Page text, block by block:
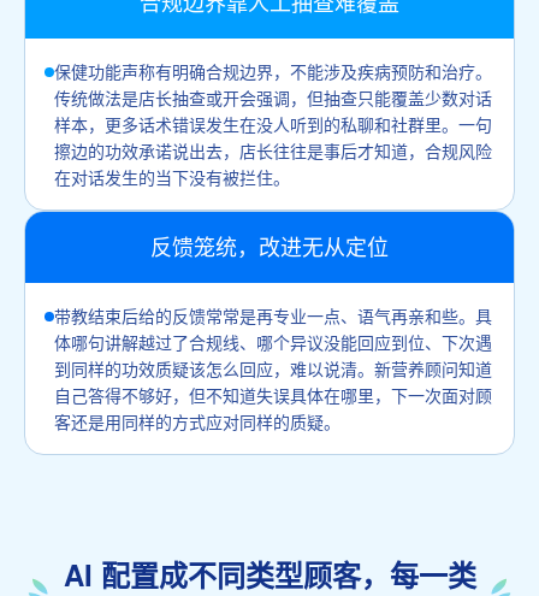
保健功能声称有明确合规边界，不能涉及疾病预防和治疗。
传统做法是店长抽查或开会强调，但抽查只能覆盖少数对话
样本，更多话术错误发生在没人听到的私聊和社群里。一句
擦边的功效承诺说出去，店长往往是事后才知道，合规风险
在对话发生的当下没有被拦住。
反馈笼统，改进无从定位
带教结束后给的反馈常常是再专业一点、语气再亲和些。具
体哪句讲解越过了合规线、哪个异议没能回应到位、下次遇
到同样的功效质疑该怎么回应，难以说清。新营养顾问知道
自己答得不够好，但不知道失误具体在哪里，下一次面对顾
客还是用同样的方式应对同样的质疑。
AI 配置成不同类型顾客，每一类